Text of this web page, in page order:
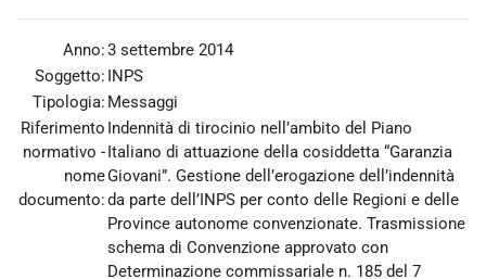
Anno:3 settembre 2014
Soggetto: INPS
Tipologia: Messaggi
Riferimento
normativo -
nome
documento:
Indennità di tirocinio nell’ambito del Piano
Italiano di attuazione della cosiddetta “Garanzia
Giovani”. Gestione dell’erogazione dell’indennità
da parte dell’INPS per conto delle Regioni e delle
Province autonome convenzionate. Trasmissione
schema di Convenzione approvato con
Determinazione commissariale n. 185 del 7